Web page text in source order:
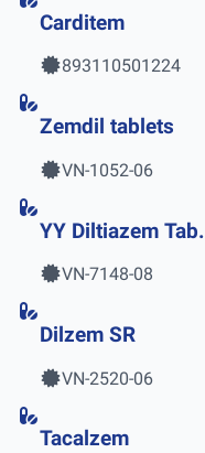
Carditem
893110501224
Zemdil tablets
VN-1052-06
YY Diltiazem Tab.
VN-7148-08
Dilzem SR
VN-2520-06
Tacalzem